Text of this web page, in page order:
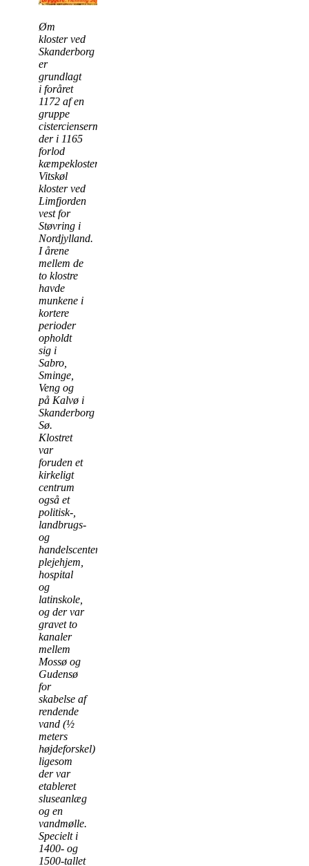
Øm
kloster ved
Skanderborg
er
grundlagt
i foråret
1172 af en
gruppe
cisterciensermunke,
der i 1165
forlod
kæmpeklosteret
Vitskøl
kloster ved
Limfjorden
vest for
Støvring i
Nordjylland.
I årene
mellem de
to klostre
havde
munkene i
kortere
perioder
opholdt
sig i
Sabro,
Sminge,
Veng og
på Kalvø i
Skanderborg
Sø.
Klostret
var
foruden et
kirkeligt
centrum
også et
politisk-,
landbrugs-
og
handelscenter,
plejehjem,
hospital
og
latinskole,
og der var
gravet to
kanaler
mellem
Mossø og
Gudensø
for
skabelse af
rendende
vand (½
meters
højdeforskel)
ligesom
der var
etableret
sluseanlæg
og en
vandmølle.
Specielt i
1400- og
1500-tallet